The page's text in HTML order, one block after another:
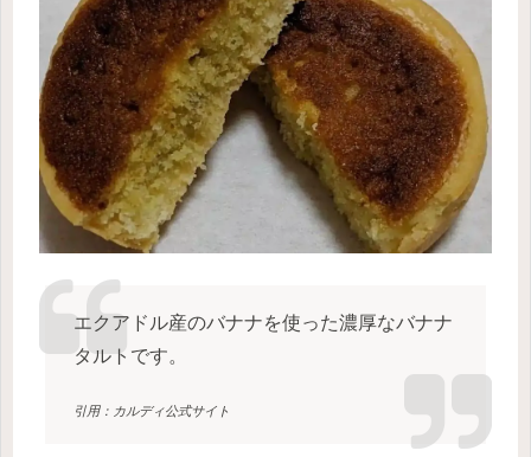
エクアドル産のバナナを使った濃厚なバナナ
タルトです。
引用：カルディ公式サイト